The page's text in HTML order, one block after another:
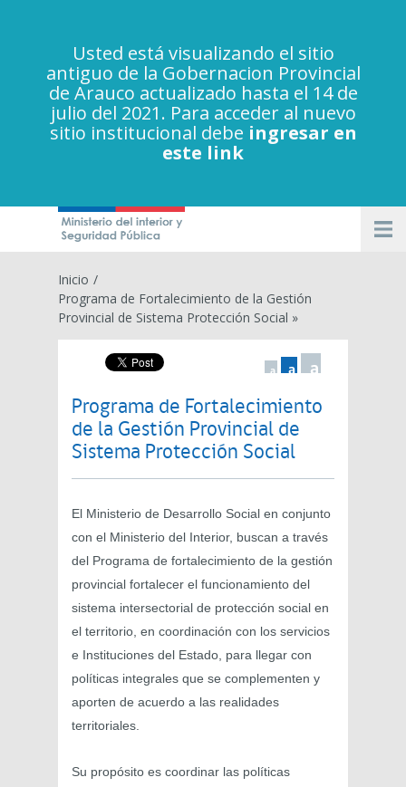
Usted está visualizando el sitio
antiguo de la Gobernacion Provincial
de Arauco actualizado hasta el 14 de
julio del 2021. Para acceder al nuevo
sitio institucional debe ingresar en
este link
Inicio /
Programa de Fortalecimiento de la Gestión
Provincial de Sistema Protección Social »
a a a
Programa de Fortalecimiento
de la Gestión Provincial de
Sistema Protección Social
El Ministerio de Desarrollo Social en conjunto
con el Ministerio del Interior, buscan a través
del Programa de fortalecimiento de la gestión
provincial fortalecer el funcionamiento del
sistema intersectorial de protección social en
el territorio, en coordinación con los servicios
e Instituciones del Estado, para llegar con
políticas integrales que se complementen y
aporten de acuerdo a las realidades
territoriales.
Su propósito es coordinar las políticas